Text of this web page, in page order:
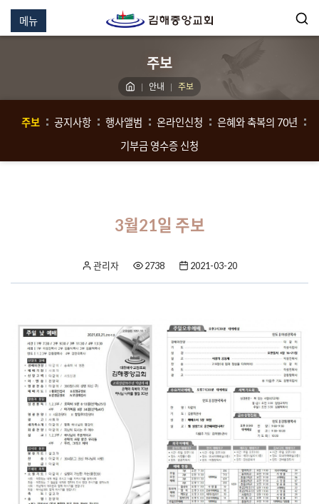
메뉴
주보
안내 주보
주보 공지사항 행사앨범 온라인신청
은혜와 축복의 70년
기부금 영수증 신청
3월21일 주보
관리자 2738 2021-03-20